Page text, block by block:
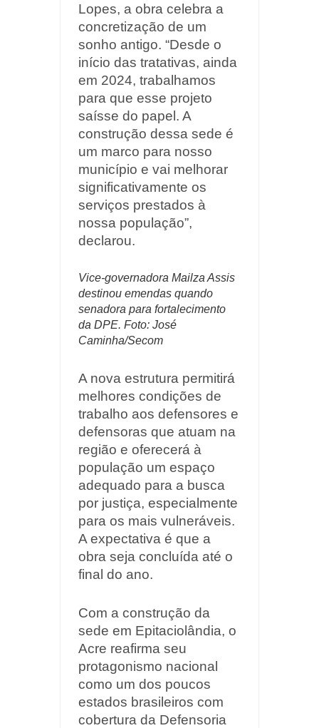
Lopes, a obra celebra a
concretização de um
sonho antigo. “Desde o
início das tratativas, ainda
em 2024, trabalhamos
para que esse projeto
saísse do papel. A
construção dessa sede é
um marco para nosso
município e vai melhorar
significativamente os
serviços prestados à
nossa população”,
declarou.
Vice-governadora Mailza Assis
destinou emendas quando
senadora para fortalecimento
da DPE. Foto: José
Caminha/Secom
A nova estrutura permitirá
melhores condições de
trabalho aos defensores e
defensoras que atuam na
região e oferecerá à
população um espaço
adequado para a busca
por justiça, especialmente
para os mais vulneráveis.
A expectativa é que a
obra seja concluída até o
final do ano.
Com a construção da
sede em Epitaciolândia, o
Acre reafirma seu
protagonismo nacional
como um dos poucos
estados brasileiros com
cobertura da Defensoria